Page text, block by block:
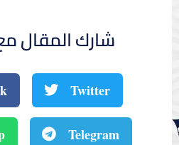
شارك المقال
Twitter
Telegram